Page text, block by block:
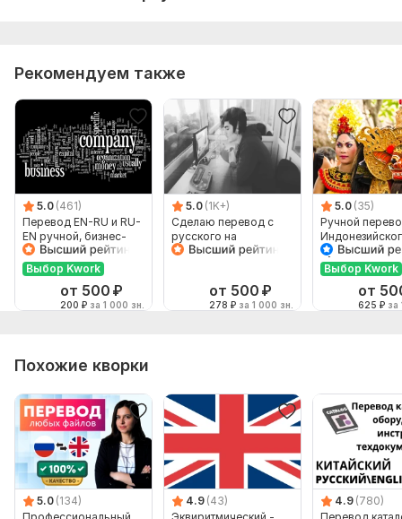
Рекомендуем также
5.0 (461)
Перевод EN-RU и RU-
EN ручной, бизнес-
английский
Выбор Kwork
от 500 ₽
200 ₽ за 1 000 зн.
5.0 (1K+)
Сделаю перевод с
русского на
английский и
от 500 ₽
278 ₽ за 1 000 зн.
5.0 (35)
Ручной
Русский и
Выбор Kwork
от
625 ₽ за
Похожие кворки
5.0 (134)
4.9 (43)
4.9 (780)